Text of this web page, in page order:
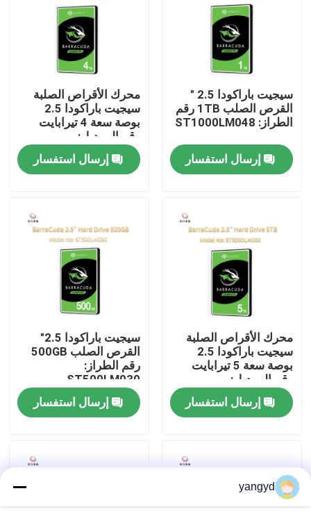
المنزل
المنتجات
جولة في المصنع
مراقبة الجودة
اتصل بنا
أخبار
حالات
VR Show
خادم تخزين الرف
سيجيت باراكودا 2.5 "
القرص الصلب 1TB رقم
الطراز: ST1000LM048
إرسال استفسار
محرك الأقراص الصلبة
سيجيت باراكودا 2.5
بوصة سعة 4 تيرابايت
رقم الموديل:
ST4000LM024
إرسال استفسار
محرك الأقراص الصلبة
سيجيت باراكودا 2.5
بوصة سعة 5 تيرابايت
رقم الموديل:
ST5000LM000
إرسال استفسار
سيجيت باراكودا 2.5"
القرص الصلب 500GB
رقم الطراز:
ST500LM030
إرسال استفسار
yangyd